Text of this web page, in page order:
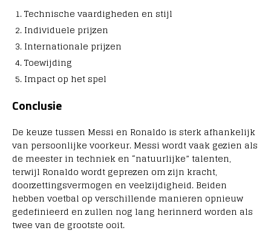
Technische vaardigheden en stijl
Individuele prijzen
Internationale prijzen
Toewijding
Impact op het spel
Conclusie
De keuze tussen Messi en Ronaldo is sterk afhankelijk
van persoonlijke voorkeur. Messi wordt vaak gezien als
de meester in techniek en “natuurlijke” talenten,
terwijl Ronaldo wordt geprezen om zijn kracht,
doorzettingsvermogen en veelzijdigheid. Beiden
hebben voetbal op verschillende manieren opnieuw
gedefinieerd en zullen nog lang herinnerd worden als
twee van de grootste ooit.